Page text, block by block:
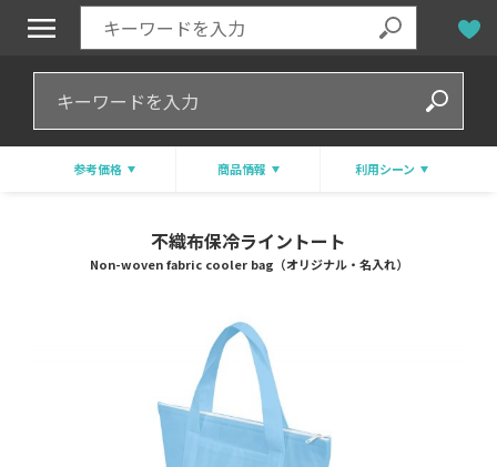
参考価格 商品情報 利用シーン
不織布保冷ライントート
Non-woven fabric cooler bag（オリジナル・名入れ）